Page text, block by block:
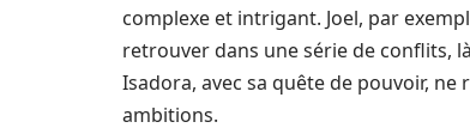
complexe et intrigant. Joel, par
retrouver dans une série de conflits,
Isadora, avec sa quête de pouvoir,
ambitions.